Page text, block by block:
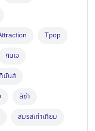
Tpop
กินเจ
มันส์
ลิซ่า
สมรสเท่าเทียม